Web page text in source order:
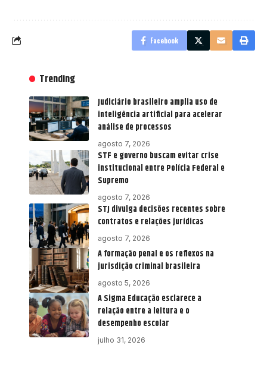
Facebook
Trending
Judiciário brasileiro amplia uso de
inteligência artificial para acelerar
análise de processos
agosto 7, 2026
STF e governo buscam evitar crise
institucional entre Polícia Federal e
Supremo
agosto 7, 2026
STJ divulga decisões recentes sobre
contratos e relações jurídicas
agosto 7, 2026
A formação penal e os reflexos na
jurisdição criminal brasileira
agosto 5, 2026
A Sigma Educação esclarece a
relação entre a leitura e o
desempenho escolar
julho 31, 2026